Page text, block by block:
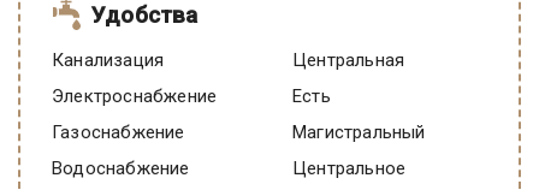
Удобства
Канализация
Центральная
Электроснабжение
есть
Газоснабжение
Магистральный
Водоснабжение
Центральное